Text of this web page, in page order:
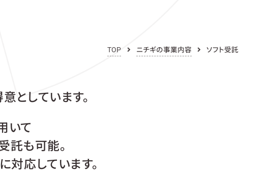
TOP ニチギの事業内容 ソフト受託
としています。
いて
託も可能。
対応しています。